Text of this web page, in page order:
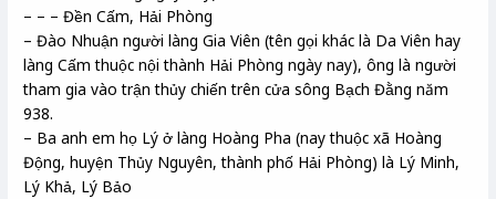
– – – Đền Cấm, Hải Phòng
– Đào Nhuận người làng Gia Viên (tên gọi khác là Da Viên hay
làng Cấm thuộc nội thành Hải Phòng ngày nay), ông là người
tham gia vào trận thủy chiến trên cửa sông Bạch Đằng năm
938.
– Ba anh em họ Lý ở làng Hoàng Pha (nay thuộc xã Hoàng
Động, huyện Thủy Nguyên, thành phố Hải Phòng) là Lý Minh,
Lý Khả, Lý Bảo